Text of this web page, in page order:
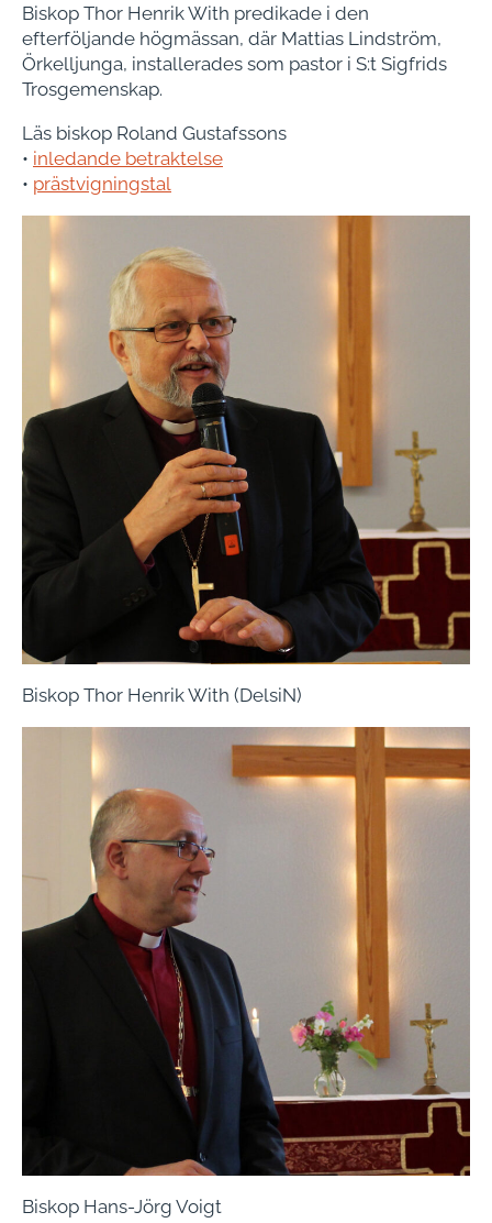
Biskop Thor Henrik With predikade i den
efterföljande högmässan, där Mattias Lindström,
Örkelljunga, installerades som pastor i S:t Sigfrids
Trosgemenskap.
Läs biskop Roland Gustafssons
• inledande betraktelse
• prästvigningstal
Biskop Thor Henrik With (DelsiN)
Biskop Hans-Jörg Voigt